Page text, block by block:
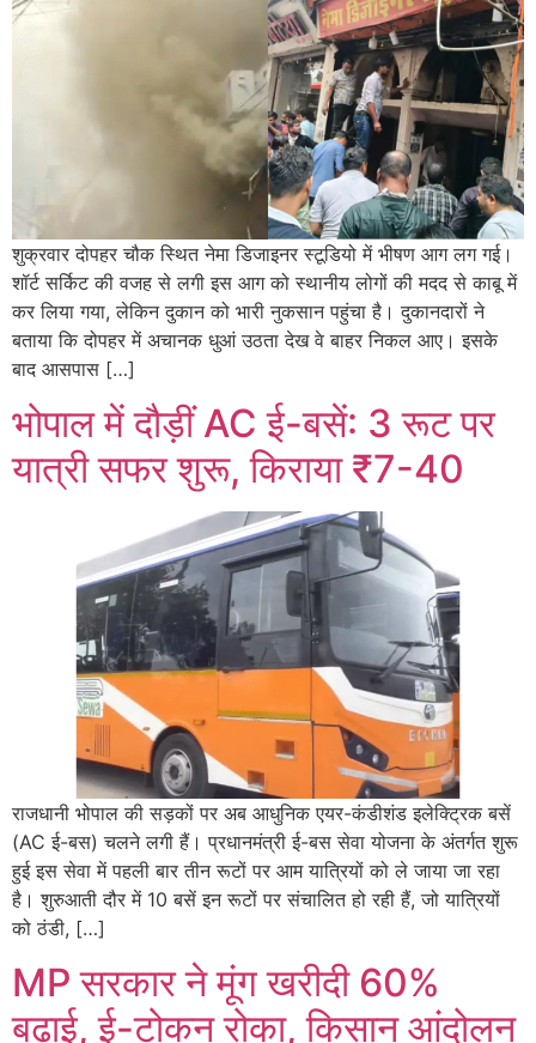
शुक्रवार दोपहर चौक स्थित नेमा डिजाइनर स्टूडियो में भीषण आग लग गई।
शॉर्ट सर्किट की वजह से लगी इस आग को स्थानीय लोगों की मदद से काबू में
कर लिया गया, लेकिन दुकान को भारी नुकसान पहुंचा है। दुकानदारों ने
बताया कि दोपहर में अचानक धुआं उठता देख वे बाहर निकल आए। इसके
बाद आसपास […]
भोपाल में दौड़ीं AC ई-बसें: 3 रूट पर
यात्री सफर शुरू, किराया ₹7-40
राजधानी भोपाल की सड़कों पर अब आधुनिक एयर-कंडीशंड इलेक्ट्रिक बसें
(AC ई-बस) चलने लगी हैं। प्रधानमंत्री ई-बस सेवा योजना के अंतर्गत शुरू
हुई इस सेवा में पहली बार तीन रूटों पर आम यात्रियों को ले जाया जा रहा
है। शुरुआती दौर में 10 बसें इन रूटों पर संचालित हो रही हैं, जो यात्रियों
को ठंडी, […]
MP सरकार ने मूंग खरीदी 60%
बढ़ाई, ई-टोकन रोका, किसान आंदोलन